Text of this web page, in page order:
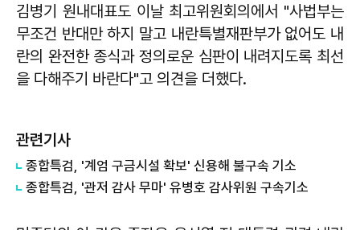
김병기 원내대표도 이날 최고위원회의에서 "사법부는
무조건 반대만 하지 말고 내란특별재판부가 없어도 내
란의 완전한 종식과 정의로운 심판이 내려지도록 최선
을 다해주기 바란다"고 의견을 더했다.
관련기사
종합특검, '계엄 구금시설 확보' 신용해 불구속 기소
종합특검, '관저 감사 무마' 유병호 감사위원 구속기소